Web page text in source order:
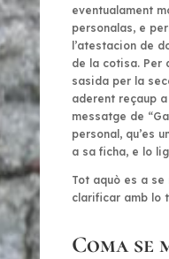
eventualament
personalas, e
l’atestacion de
de la cotisa. Per
sasida per la
aderent reçaup
messatge de
personal, qu’es
a sa ficha, e lo
Tot aquò es a
clarificar amb lo
Coma se